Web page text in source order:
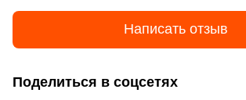
Написать отзыв
Поделиться в соцсетях